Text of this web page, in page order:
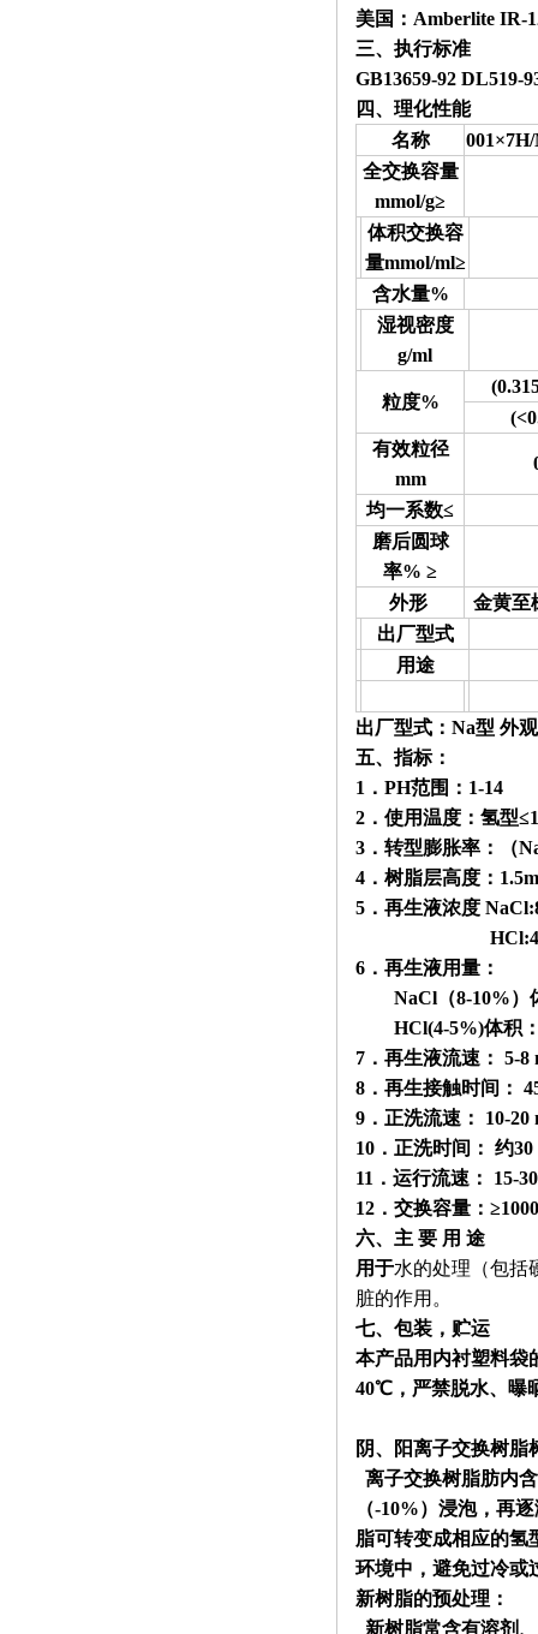
美国：Amberlite IR-
三、执行标准
GB13659-92 DL519-
四、理化性能
名称
全交换容量
mmol/g≥
体积交换容
量mmol/ml≥
含水量%
湿视密度
g/ml
粒度%
(<
有效粒径
mm
均一系数≤
磨后圆球
率% ≥
外形
金黄至
出厂型式
用途
出厂型式：Na型 外
五、指标：
1．PH范围：1-14
2．使用温度：氢型≤
3．转型膨胀率：（
4．树脂层高度： 1.5m
5．再生液浓度
HCl:4-
6．再生液用量：
NaCl（8-10%）
HCl(4-5%)体积：
7．再生液流速： 5-8
8．再生接触时间：
9．正洗流速： 10-20
10．正洗时间： 约30
11．运行流速： 15-
12．交换容量：
六、主 要 用 途
用于水的处理（包括
脏的作用。
七、包装，贮运
本产品用内衬塑料袋
40℃ ，严禁脱水、曝
阴、阳离子交换树脂
离子交换树脂肪内
（-10%）浸泡，再
脂可转变成相应的氢
环境中，避免过冷或
新树脂的预处理：
新树脂常含有溶剂